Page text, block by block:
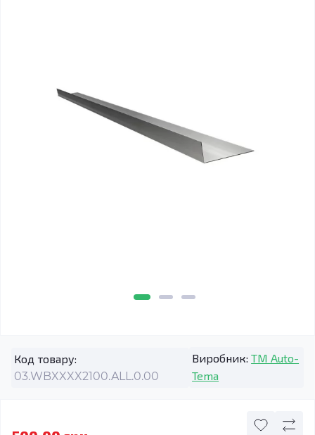
Код товару:
03.WBXXXX2100.ALL.0.00
Виробник: TM Auto-
Tema